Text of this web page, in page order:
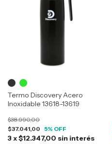
Termo Discovery Acero
Inoxidable 13618-13619
$37.041,00
$38.990,00
5% OFF
3x$12.347,00 sin interés